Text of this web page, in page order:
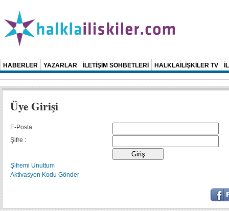
HABERLER YAZARLAR İLETİŞİM SOHBETLERİ HALKLAİLİŞKİLER TV
Üye Girişi
E-Posta:
Şifre :
Şifremi Unuttum
Aktivasyon Kodu Gönder